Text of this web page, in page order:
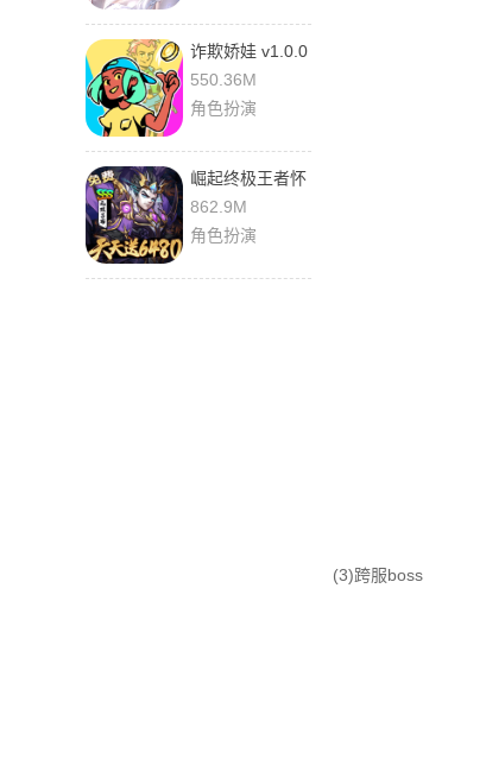
诈欺娇娃 v1.0.0
安卓版
550.36M
角色扮演
崛起终极王者怀
旧版 1.0.1 安卓
版
862.9M
角色扮演
(3)跨服boss